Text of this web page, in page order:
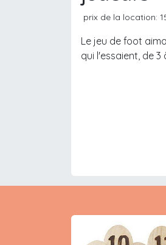
prix de la location:
Le jeu de foot
qui l'essaient, de 3